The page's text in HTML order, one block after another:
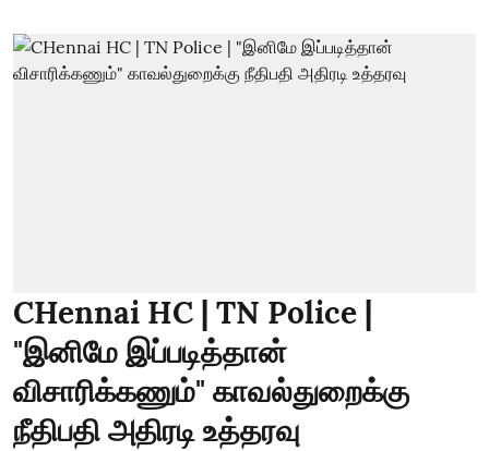
CHennai HC | TN Police |
"இனிமே இப்படித்தான்
விசாரிக்கணும்" காவல்துறைக்கு
நீதிபதி அதிரடி உத்தரவு